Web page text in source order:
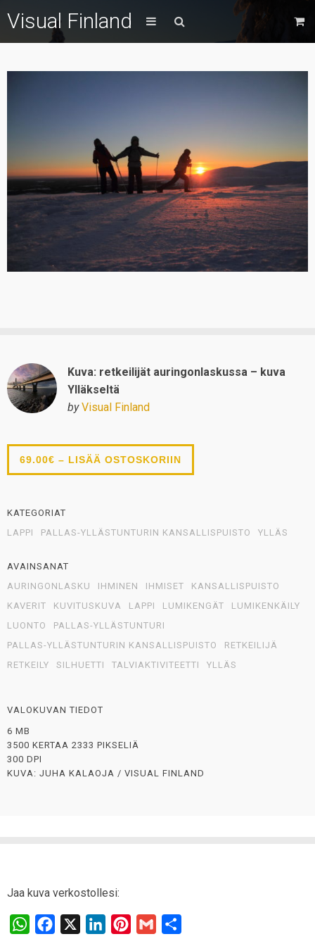
Visual Finland
Kuva: retkeilijät auringonlaskussa – kuva
Ylläkseltä
by Visual Finland
69.00€ – LISÄÄ OSTOSKORIIN
KATEGORIAT
LAPPI
PALLAS-YLLÄSTUNTURIN KANSALLISPUISTO YLLÄS
AVAINSANAT
AURINGONLASKU
IHMINEN IHMISET
KANSALLISPUISTO
KAVERIT
KUVITUSKUVA LAPPI LUMIKENGÄT
LUMIKENKÄILY
LUONTO
PALLAS-YLLÄSTUNTURI
PALLAS-YLLÄSTUNTURIN KANSALLISPUISTO
RETKEILIJÄ
RETKEILY
SILHUETTI TALVIAKTIVITEETTI YLLÄS
VALOKUVAN TIEDOT
6 MB
3500 KERTAA 2333 PIKSELIÄ
300 DPI
KUVA: JUHA KALAOJA / VISUAL FINLAND
Jaa kuva verkostollesi:
W